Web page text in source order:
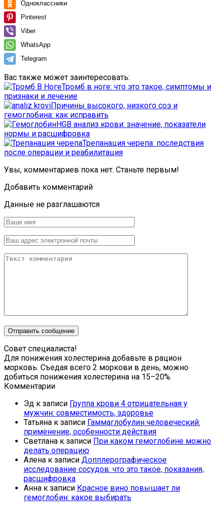
Одноклассники
Pinterest
Viber
WhatsApp
Telegram
Вас также может заинтересовать:
Тромб в ноге: что это такое, симптомы и
признаки и лечение
Причины высокого, низкого соэ и
гемоглобина: как исправить
HGB анализ крови: значение, показатели
нормы и расшифровка
Трепанация черепа: последствия
после операции и реабилитация
Увы, комментариев пока нет. Станьте первым!
Добавить комментарий
Данные не разглашаются
Совет специалиста!
Для понижения холестерина добавьте в рацион
морковь. Съедая всего 2 моркови в день, можно
добиться понижения холестерина на 15–20%.
Комментарии
Эд к записи Группа крови 4 отрицательная у
мужчин: совместимость, здоровье
Татьяна к записи Гаммаглобулин человеческий:
применение, особенности действия
Светлана к записи При каком гемоглобине можно
делать операцию
Алена к записи Допплерографическое
исследование сосудов: что это такое, показания,
расшифровка
Анна к записи Красное вино повышает ли
гемоглобин: какое выбирать